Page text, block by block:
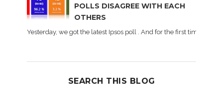
POLLS DISAGREE WITH EACH
OTHERS
Yesterday, we got the latest Ipsos poll . And for the first time
SEARCH THIS BLOG